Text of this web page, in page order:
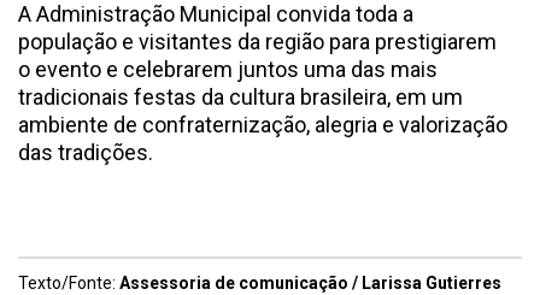
A Administração Municipal convida toda a
população e visitantes da região para prestigiarem
o evento e celebrarem juntos uma das mais
tradicionais festas da cultura brasileira, em um
ambiente de confraternização, alegria e valorização
das tradições.
Texto/Fonte: Assessoria de comunicação / Larissa Gutierres